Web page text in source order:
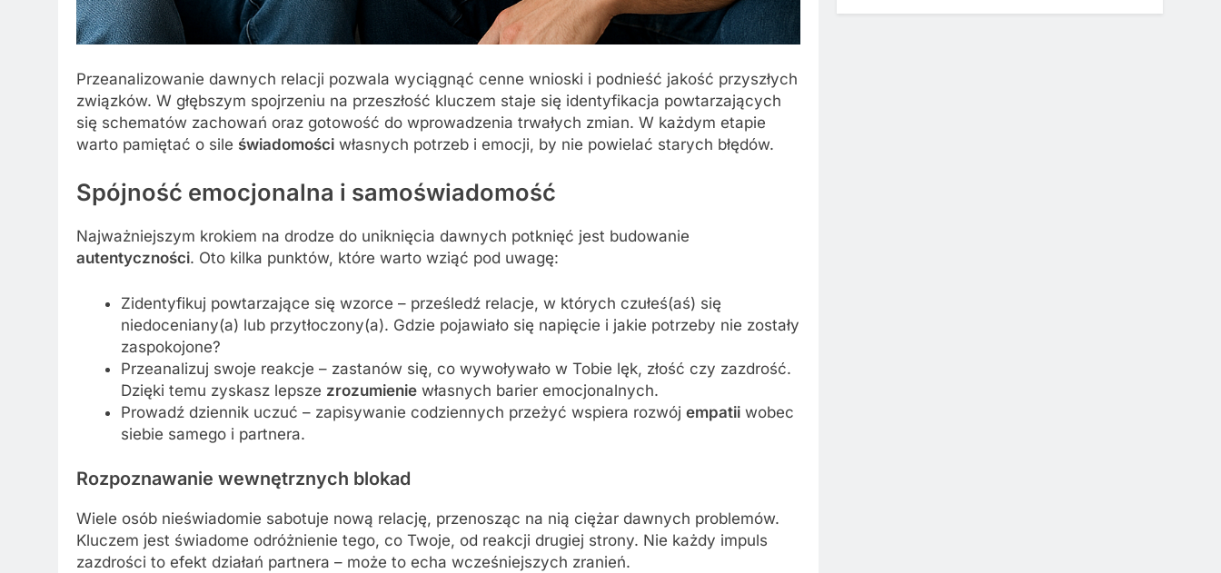
Przeanalizowanie dawnych relacji pozwala wyciągnąć cenne wnioski i podnieść jakość przyszłych
związków. W głębszym spojrzeniu na przeszłość kluczem staje się identyfikacja powtarzających
się schematów zachowań oraz gotowość do wprowadzenia trwałych zmian. W każdym etapie
warto pamiętać o sile świadomości własnych potrzeb i emocji, by nie powielać starych błędów.
Spójność emocjonalna i samoświadomość
Najważniejszym krokiem na drodze do uniknięcia dawnych potknięć jest budowanie
autentyczności. Oto kilka punktów, które warto wziąć pod uwagę:
Zidentyfikuj powtarzające się wzorce – prześledź relacje, w których czułeś(aś) się
niedoceniany(a) lub przytłoczony(a). Gdzie pojawiało się napięcie i jakie potrzeby nie zostały
zaspokojone?
Przeanalizuj swoje reakcje – zastanów się, co wywoływało w Tobie lęk, złość czy zazdrość.
Dzięki temu zyskasz lepsze zrozumieniewłasnych barier emocjonalnych.
Prowadź dziennik uczuć – zapisywanie codziennych przeżyć wspiera rozwój empatiiwobec
siebie samego i partnera.
Rozpoznawanie wewnętrznych blokad
Wiele osób nieświadomie sabotuje nową relację, przenosząc na nią ciężar dawnych problemów.
Kluczem jest świadome odróżnienie tego, co Twoje, od reakcji drugiej strony. Nie każdy impuls
zazdrości to efekt działań partnera – może to echa wcześniejszych zranień.